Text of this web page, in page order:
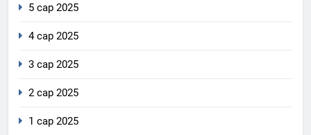
5 сар 2025
4 сар 2025
3 сар 2025
2 сар 2025
1 сар 2025